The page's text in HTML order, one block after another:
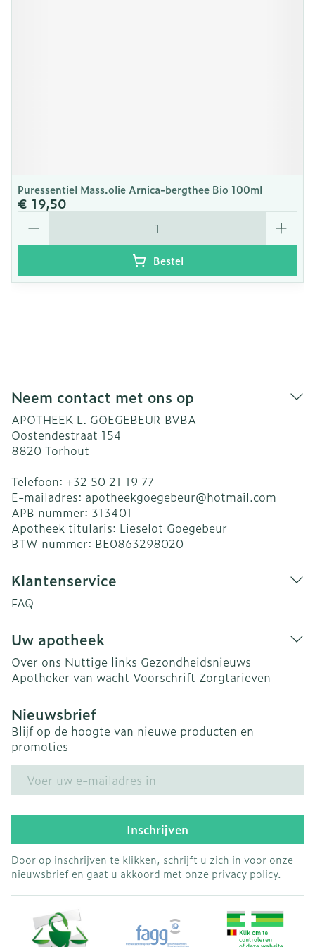
Puressentiel Mass.olie Arnica-bergthee Bio 100ml
€ 19,50
Aantal
Bestel
Neem contact met ons op
APOTHEEK L. GOEGEBEUR BVBA
Oostendestraat 154
8820 Torhout
Telefoon: +32 50 21 19 77
E-mailadres: apotheekgoegebeur@hotmail.com
APB nummer: 313401
Apotheek titularis: Lieselot Goegebeur
BTW nummer: BE0863298020
Klantenservice
FAQ
Uw apotheek
Over ons Nuttige links Gezondheidsnieuws
Apotheker van wacht Voorschrift Zorgtarieven
Nieuwsbrief
Blijf op de hoogte van nieuwe producten en
promoties
Inschrijven
Door op inschrijven te klikken, schrijft u zich in voor onze
nieuwsbrief en gaat u akkoord met onze privacy policy.